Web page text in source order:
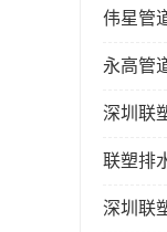
伟星管
永高管
深圳联
联塑排
深圳联